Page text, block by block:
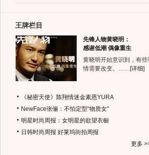
王牌栏目
先锋人物黄晓明：
感谢低潮 偶像重生
黄晓明开始意识到，有些
情需要改变。…… [详细]
《秘密天使》陈翔情迷金素恩YURA
NewFace张俪：不怕定型“物质女”
明星时尚周报：女明星的欲望衣橱
日韩时尚周报 好莱坞街拍周报
更多